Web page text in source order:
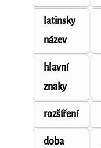
latinsky
název
hlavní
znaky
rozšíření
doba